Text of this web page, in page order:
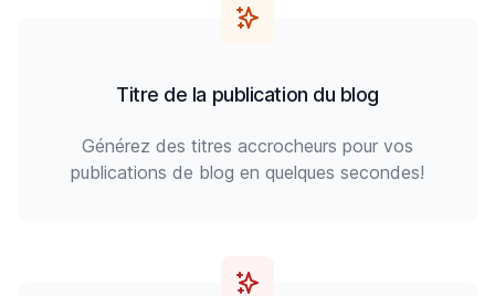
Titre de la publication du blog
Générez des titres accrocheurs pour vos
publications de blog en quelques secondes!